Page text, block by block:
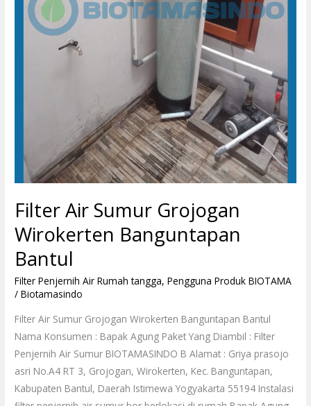
Filter Air Sumur Grojogan
Wirokerten Banguntapan
Bantul
Filter Penjernih Air Rumah tangga,Pengguna Produk BIOTAMA
/Biotamasindo
Filter Air Sumur Grojogan Wirokerten Banguntapan Bantul
Nama Konsumen : Bapak Agung Paket Yang Diambil : Filter
Penjernih Air Sumur BIOTAMASINDO B Alamat : Griya prasojo
asri No.A4 RT 3, Grojogan, Wirokerten, Kec. Banguntapan,
Kabupaten Bantul, Daerah Istimewa Yogyakarta 55194 Instalasi